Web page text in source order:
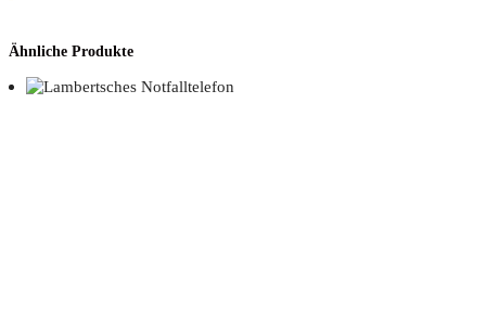
Ähnliche Produkte